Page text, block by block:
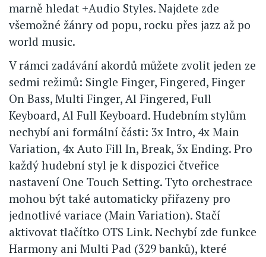
marně hledat +Audio Styles. Najdete zde
všemožné žánry od popu, rocku přes jazz až po
world music.
V rámci zadávání akordů můžete zvolit jeden ze
sedmi režimů: Single Finger, Fingered, Finger
On Bass, Multi Finger, Al Fingered, Full
Keyboard, Al Full Keyboard. Hudebním stylům
nechybí ani formální části: 3x Intro, 4x Main
Variation, 4x Auto Fill In, Break, 3x Ending. Pro
každý hudební styl je k dispozici čtveřice
nastavení One Touch Setting. Tyto orchestrace
mohou být také automaticky přiřazeny pro
jednotlivé variace (Main Variation). Stačí
aktivovat tlačítko OTS Link. Nechybí zde funkce
Harmony ani Multi Pad (329 banků), které